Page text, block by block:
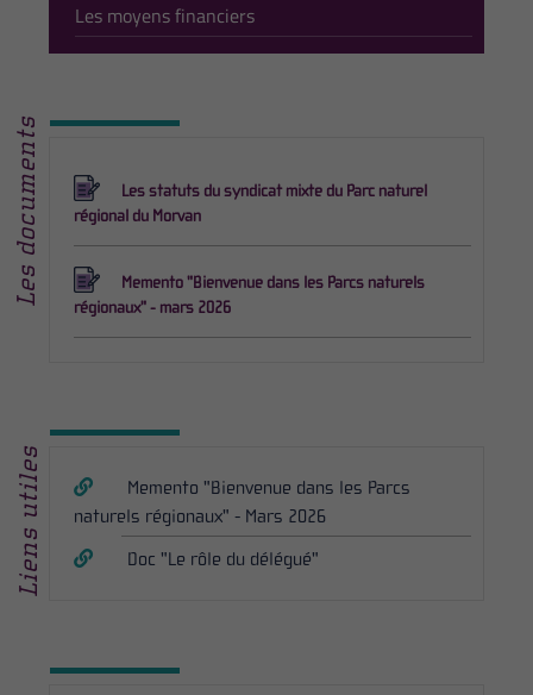
Les moyens financiers
Les documents
Les statuts du syndicat mixte du Parc naturel
régional du Morvan
Memento "Bienvenue dans les Parcs naturels
régionaux" - mars 2026
Liens utiles
Memento "Bienvenue dans les Parcs
naturels régionaux" - Mars 2026
Doc "Le rôle du délégué"